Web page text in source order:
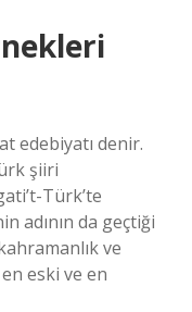
edebiyatı denir.
şiiri
Türk’te
adının da geçtiği
ve
eski ve en